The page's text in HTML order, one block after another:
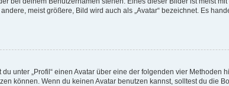
meist größere, Bild wird auch als „Avatar“ bezeichnet. Es
unter „Profil“ einen Avatar über eine der folgenden vier
können. Wenn du keinen Avatar benutzen kannst, solltest du die